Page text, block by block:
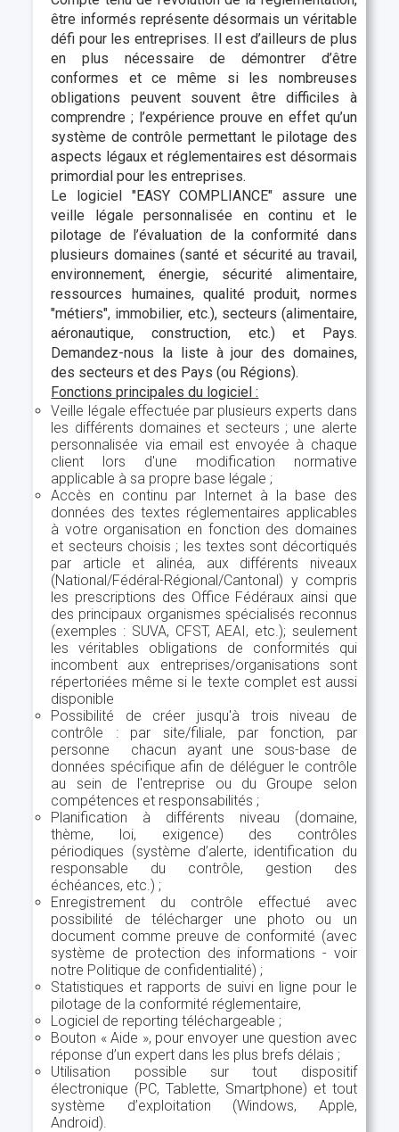
être informés représente désormais un véritable
défi pour les entreprises. Il est d’ailleurs de plus
en plus nécessaire de démontrer d’être
conformes et ce même si les nombreuses
obligations peuvent souvent être difficiles à
comprendre ; l’expérience prouve en effet qu’un
système de contrôle permettant le pilotage des
aspects légaux et réglementaires est désormais
primordial pour les entreprises.
Le logiciel "EASY COMPLIANCE" assure une
veille légale personnalisée en continu et le
pilotage de l’évaluation de la conformité dans
plusieurs domaines (santé et sécurité au travail,
environnement, énergie, sécurité alimentaire,
ressources humaines, qualité produit, normes
"métiers", immobilier, etc.), secteurs (alimentaire,
aéronautique, construction, etc.) et Pays.
Demandez-nous la liste à jour des domaines,
des secteurs et des Pays (ou Régions).
Fonctions principales du logiciel :
Veille légale effectuée par plusieurs experts dans
les différents domaines et secteurs ; une alerte
personnalisée via email est envoyée à chaque
client lors d'une modification normative
applicable à sa propre base légale ;
Accès en continu par Internet à la base des
données des textes réglementaires applicables
à votre organisation en fonction des domaines
et secteurs choisis ; les textes sont décortiqués
par article et alinéa, aux différents niveaux
(National/Fédéral-Régional/Cantonal) y compris
les prescriptions des Office Fédéraux ainsi que
des principaux organismes spécialisés reconnus
(exemples : SUVA, CFST, AEAI, etc.); seulement
les véritables obligations de conformités qui
incombent aux entreprises/organisations sont
répertoriées même si le texte complet est aussi
disponible
Possibilité de créer jusqu'à trois niveau de
contrôle : par site/filiale, par fonction, par
personne chacun ayant une sous-base de
données spécifique afin de déléguer le contrôle
au sein de l'entreprise ou du Groupe selon
compétences et responsabilités ;
Planification à différents niveau (domaine,
thème, loi, exigence) des contrôles
périodiques (système d’alerte, identification du
responsable du contrôle, gestion des
échéances, etc.) ;
Enregistrement du contrôle effectué avec
possibilité de télécharger une photo ou un
document comme preuve de conformité (avec
système de protection des informations - voir
notre Politique de confidentialité) ;
Statistiques et rapports de suivi en ligne pour le
pilotage de la conformité réglementaire,
Logiciel de reporting téléchargeable ;
Bouton « Aide », pour envoyer une question avec
réponse d’un expert dans les plus brefs délais ;
Utilisation possible sur tout dispositif
électronique (PC, Tablette, Smartphone) et tout
système d’exploitation (Windows, Apple,
Android).